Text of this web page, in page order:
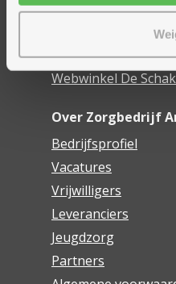
Onze innovaties
Mijn Boek
Webwinkel De
Over Zorgbedrijf
Bedrijfsprofiel
Vacatures
Vrijwilligers
Leveranciers
Jeugdzorg
Partners